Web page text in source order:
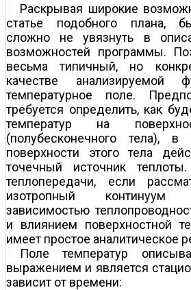
Раскрывая широкие
статье подобного плана,
сложно не увязнуть в
возможностей программы.
весьма типичный, но
качестве анализируемой
температурное поле.
требуется определить, как
температур на
(полубесконечного тела),
поверхности этого тела
точечный источник
теплопередачи, если
изотропный
зависимостью
и влиянием поверхностной
имеет простое аналитическое
Поле температур
выражением и является
зависит от времени: